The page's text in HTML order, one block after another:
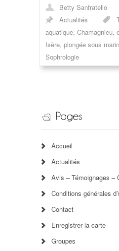
Betty Sanfratello
Actualités
aquatique, Chamagnieu,
Isère, plongée sous
Sophrologie
Accueil
Actualités
Avis – Témoignages –
Conditions générales
Contact
Enregistrer la carte
Groupes